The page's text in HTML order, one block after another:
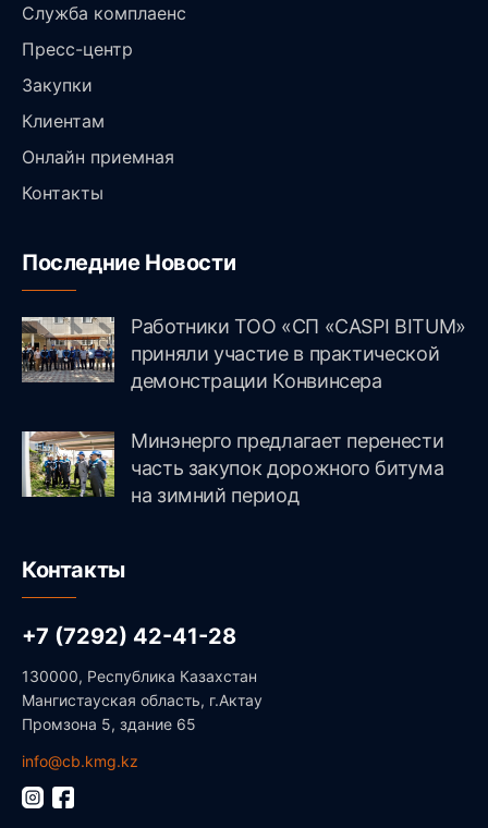
Служба комплаенс
Пресс-центр
Закупки
Клиентам
Онлайн приемная
Контакты
Последние Новости
Работники ТОО «СП «CASPI BITUM»
приняли участие в практической
демонстрации Конвинсера
Минэнерго предлагает перенести
часть закупок дорожного битума
на зимний период
Контакты
+7 (7292) 42-41-28
130000, Республика Казахстан
Мангистауская область, г.Актау
Промзона 5, здание 65
info@cb.kmg.kz